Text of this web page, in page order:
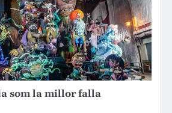
som la millor falla